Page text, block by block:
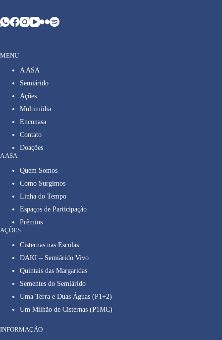
MENU
A ASA
Semiárido
Ações
Multimídia
Enconasa
Contato
Doações
A ASA
Quem Somos
Como Surgimos
Linha do Tempo
Espaços de Participação
Prêmios
AÇÕES
Cisternas nas Escolas
DAKI – Semiárido Vivo
Quintais das Margaridas
Sementes do Semiárido
Uma Terra e Duas Águas (P1+2)
Um Milhão de Cisternas (P1MC)
INFORMAÇÃO